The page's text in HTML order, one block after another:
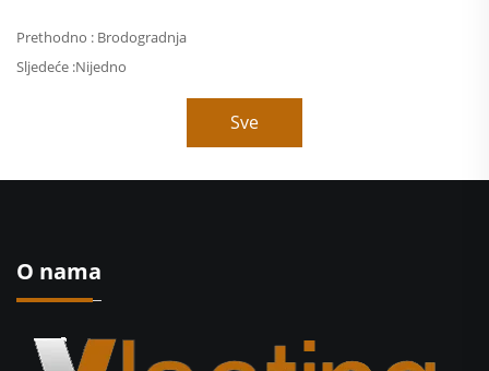
Prethodno : Brodogradnja
Sljedeće :Nijedno
Sve
O nama